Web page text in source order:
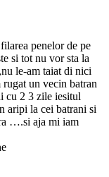
penelor de pe
si tot nu vor sta la
le-am taiat di nici
un vecin batran
cu 2 3 zile iesitul
aripi la cei batrani si
….si aja mi iam